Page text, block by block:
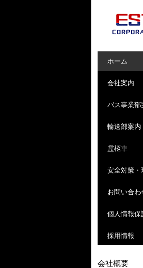
ホーム
会社案内
バス事業部
輸送部案内
霊柩車
安全対策・
お問い合わ
個人情報保
採用情報
会社概要